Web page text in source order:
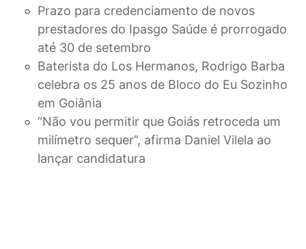
Prazo para credenciamento de novos
prestadores do Ipasgo Saúde é prorrogado
até 30 de setembro
Baterista do Los Hermanos, Rodrigo Barba
celebra os 25 anos de Bloco do Eu Sozinho
em Goiânia
“Não vou permitir que Goiás retroceda um
milímetro sequer”, afirma Daniel Vilela ao
lançar candidatura